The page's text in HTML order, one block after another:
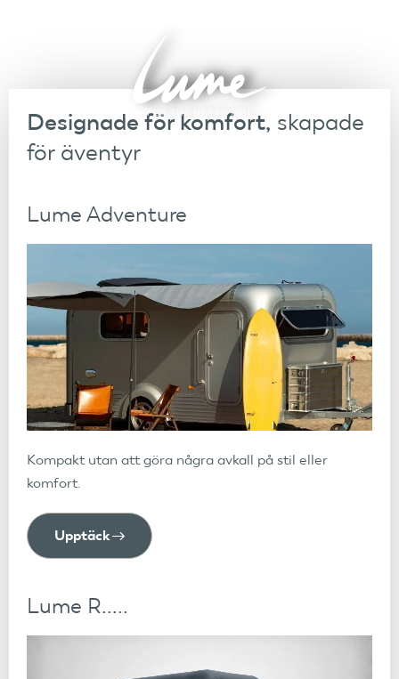
Designade för komfort, skapade
för äventyr
Lume Adventure
Kompakt utan att göra några avkall på stil eller
komfort.
Upptäck
Lume R.....